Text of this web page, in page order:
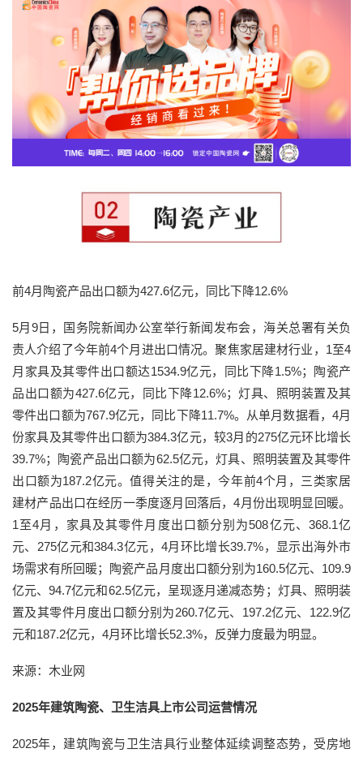
前4月陶瓷产品出口额为427.6亿元，同比下降12.6%
5月9日，国务院新闻办公室举行新闻发布会，海关总署有关负
责人介绍了今年前4个月进出口情况。聚焦家居建材行业，1至4
月家具及其零件出口额达1534.9亿元，同比下降1.5%；陶瓷产
品出口额为427.6亿元，同比下降12.6%；灯具、照明装置及其
零件出口额为767.9亿元，同比下降11.7%。从单月数据看，4月
份家具及其零件出口额为384.3亿元，较3月的275亿元环比增长
39.7%；陶瓷产品出口额为62.5亿元，灯具、照明装置及其零件
出口额为187.2亿元。值得关注的是，今年前4个月，三类家居
建材产品出口在经历一季度逐月回落后，4月份出现明显回暖。
1至4月，家具及其零件月度出口额分别为508亿元、368.1亿
元、275亿元和384.3亿元，4月环比增长39.7%，显示出海外市
场需求有所回暖；陶瓷产品月度出口额分别为160.5亿元、109.9
亿元、94.7亿元和62.5亿元，呈现逐月递减态势；灯具、照明装
置及其零件月度出口额分别为260.7亿元、197.2亿元、122.9亿
元和187.2亿元，4月环比增长52.3%，反弹力度最为明显。
来源：木业网
2025年建筑陶瓷、卫生洁具上市公司运营情况
2025年，建筑陶瓷与卫生洁具行业整体延续调整态势，受房地